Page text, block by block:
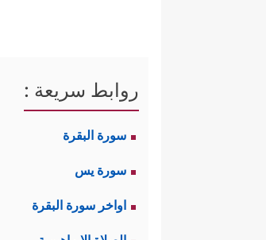
روابط سريعة :
سورة البقرة
سورة يس
اواخر سورة البقرة